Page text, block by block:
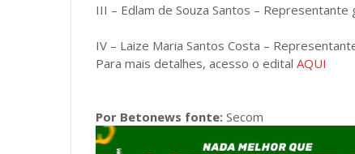
III – Edlam de Souza Santos – Representante
IV – Laize Maria Santos Costa –
Para mais detalhes, acesso o edital AQUI
Por Betonews fonte: Secom